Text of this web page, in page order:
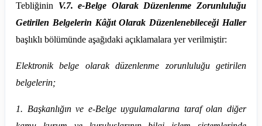
Tebliğinin V.7. e-Belge Olarak Düzenlenme Zorunluluğu
Getirilen Belgelerin Kâğıt Olarak Düzenlenebileceği Haller
başlıklı bölümünde aşağıdaki açıklamalara yer verilmiştir:
Elektronik belge olarak düzenlenme zorunluluğu getirilen
belgelerin;
1. Başkanlığın ve e-Belge uygulamalarına taraf olan diğer